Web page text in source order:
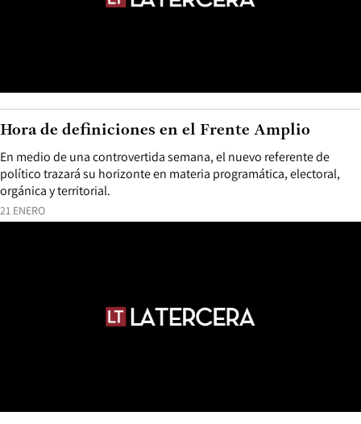
21 ENERO
En medio de una controvertida semana, el nuevo referente de
político trazará su horizonte en materia programática, electoral,
orgánica y territorial.
Hora de definiciones en el Frente Amplio